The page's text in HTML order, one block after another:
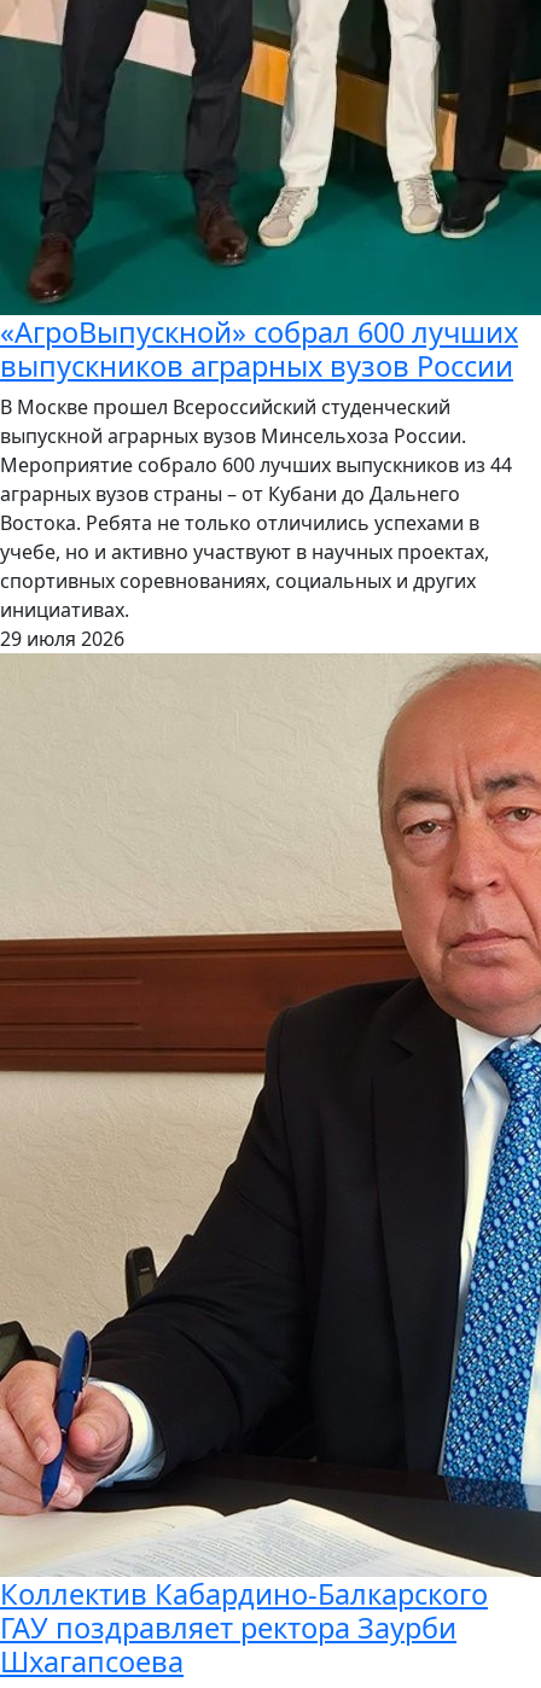
«АгроВыпускной» собрал 600 лучших
выпускников аграрных вузов России
В Москве прошел Всероссийский студенческий
выпускной аграрных вузов Минсельхоза России.
Мероприятие собрало 600 лучших выпускников из 44
аграрных вузов страны – от Кубани до Дальнего
Востока. Ребята не только отличились успехами в
учебе, но и активно участвуют в научных проектах,
спортивных соревнованиях, социальных и других
инициативах.
29 июля 2026
Коллектив Кабардино-Балкарского
ГАУ поздравляет ректора Заурби
Шхагапсоева